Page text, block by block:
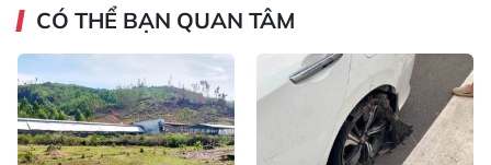
CÓ THỂ BẠN QUAN TÂM